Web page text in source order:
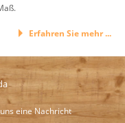
Erfahren Sie mehr ...
eine Nachricht